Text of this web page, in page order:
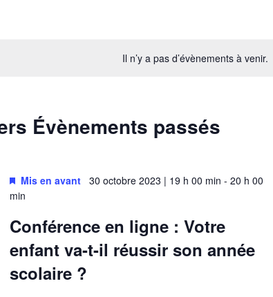
Il n’y a pas d’évènements à venir.
Évènements passés
Mis en avant 30 octobre 2023 | 19 h 00 min -20 h 00
min
Conférence en ligne : Votre
enfant va-t-il réussir son année
scolaire ?